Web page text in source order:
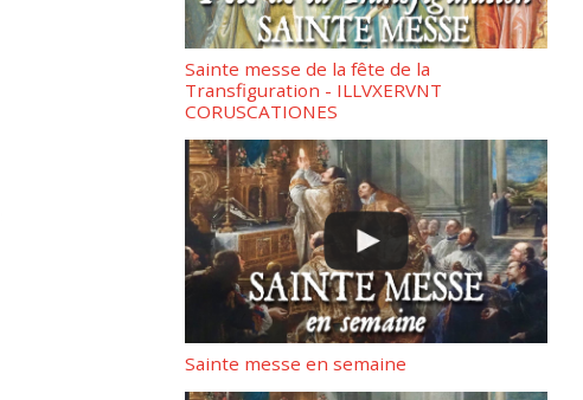
Sainte messe de la fête de la
Transfiguration - ILLVXERVNT
CORUSCATIONES
Sainte messe en semaine